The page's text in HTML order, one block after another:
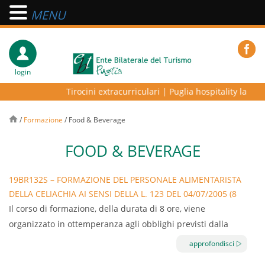
login
Tirocini extracurriculari| Puglia hospitality lab –
/ Formazione / Food & Beverage
FOOD & BEVERAGE
19BR132S – FORMAZIONE DEL PERSONALE ALIMENTARISTA
DELLA CELIACHIA AI SENSI DELLA L. 123 DEL 04/07/2005 (8
ORE) 13-17 DICEMBRE
Il corso di formazione, della durata di 8 ore, viene
organizzato in ottemperanza agli obblighi previsti dalla
Legge n. 123 del 4 Luglio 2005. Infatti, al fine di garantire la
approfondisci
MENU